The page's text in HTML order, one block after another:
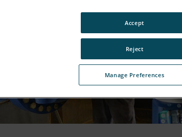
Manage Preferences
Reject
Accept